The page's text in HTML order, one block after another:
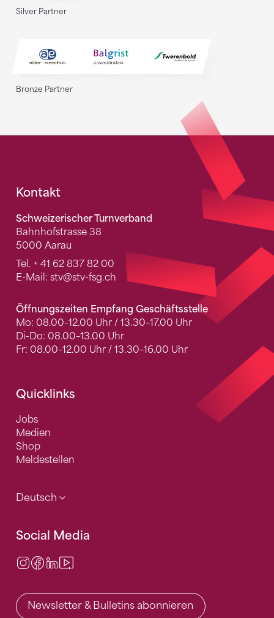
Silver Partner
Bronze Partner
Fusszeile
Kontakt
Schweizerischer Turnverband
Bahnhofstrasse 38
5000 Aarau
Tel. + 41 62 837 82 00
E-Mail: stv@stv-fsg.ch
Öffnungszeiten Empfang Geschäftsstelle
Mo: 08.00–12.00 Uhr / 13.30–17.00 Uhr
Di-Do: 08.00–13.00 Uhr
Fr: 08.00–12.00 Uhr / 13.30–16.00 Uhr
Quicklinks
Jobs
Medien
Shop
Meldestellen
Deutsch
Social Media
Instagram
Facebook
LinkedIn
Newsletter & Bulletins abonnieren